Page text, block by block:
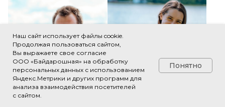
Познакомиться со всей командой
Отзывы о нас на разных
независимых площадках
Наш сайт использует файлы cookie.
Продолжая пользоваться сайтом,
Вы выражаете свое согласие
ООО «Байдарошная» на обработку
персональных данных с использованием
Яндекс.Метрики и других программ для
анализа взаимодействия посетителей
с сайтом.
Понятно